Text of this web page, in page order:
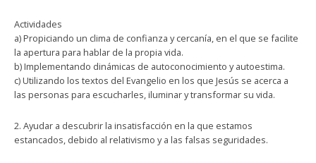
Actividades
a) Propiciando un clima de confianza y cercanía, en el que se facilite
la apertura para hablar de la propia vida.
b) Implementando dinámicas de autoconocimiento y autoestima.
c) Utilizando los textos del Evangelio en los que Jesús se acerca a
las personas para escucharles, iluminar y transformar su vida.
2. Ayudar a descubrir la insatisfacción en la que estamos
estancados, debido al relativismo y a las falsas seguridades.